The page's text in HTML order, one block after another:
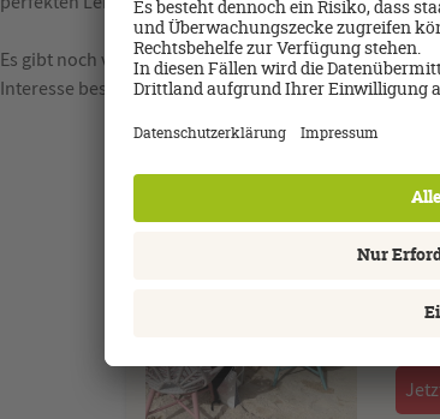
Es gibt noch viele persönliche Tipps zu Hotels,
Interesse besuchen Sie mich einfach mal im Büro.